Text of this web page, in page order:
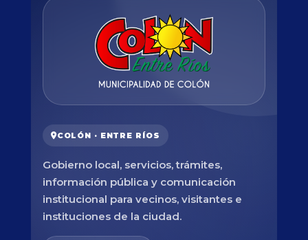
COLÓN · ENTRE RÍOS
Gobierno local, servicios, trámites,
información pública y comunicación
institucional para vecinos, visitantes e
instituciones de la ciudad.